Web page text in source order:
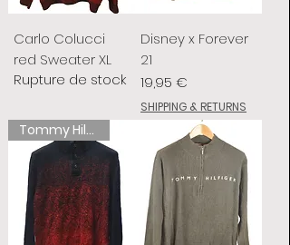
Carlo Colucci
red Sweater XL
Rupture de stock
Disney x Forever
21
Prix
19,95 €
SHIPPING & RETURNS
Tommy Hilfiger